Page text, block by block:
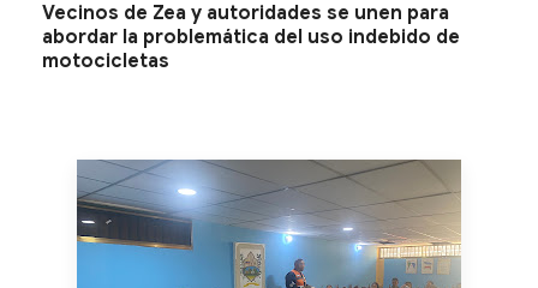
Vecinos de Zea y autoridades se unen para
abordar la problemática del uso indebido de
motocicletas